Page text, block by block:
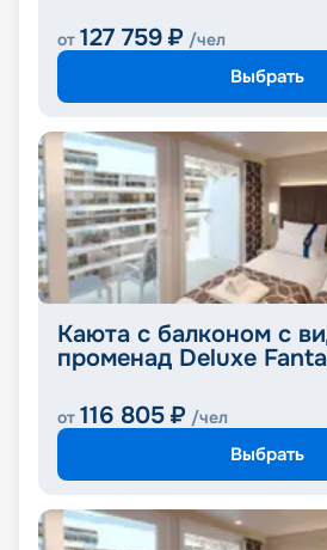
от 127 759 ₽ /чел
Выбрать
Каюта с балконом с
променад Deluxe
от 116 805 ₽ /чел
Выбрать